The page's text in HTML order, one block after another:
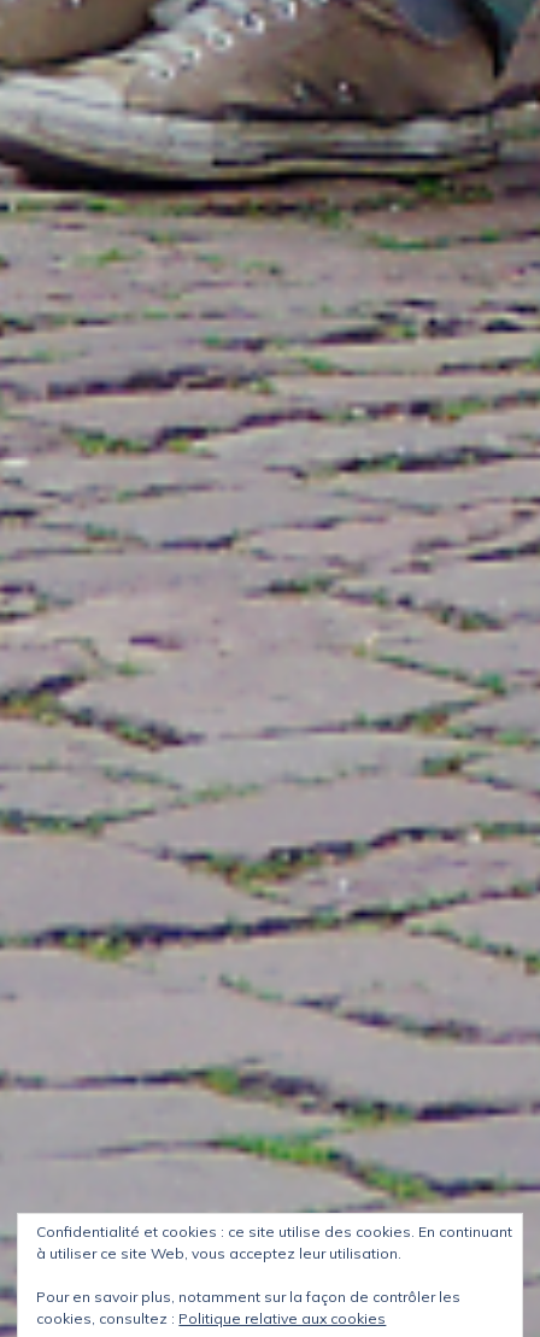
Confidentialité et cookies : ce site utilise des cookies. En continuant
à utiliser ce site Web, vous acceptez leur utilisation.
Pour en savoir plus, notamment sur la façon de contrôler les
cookies, consultez : Politique relative aux cookies